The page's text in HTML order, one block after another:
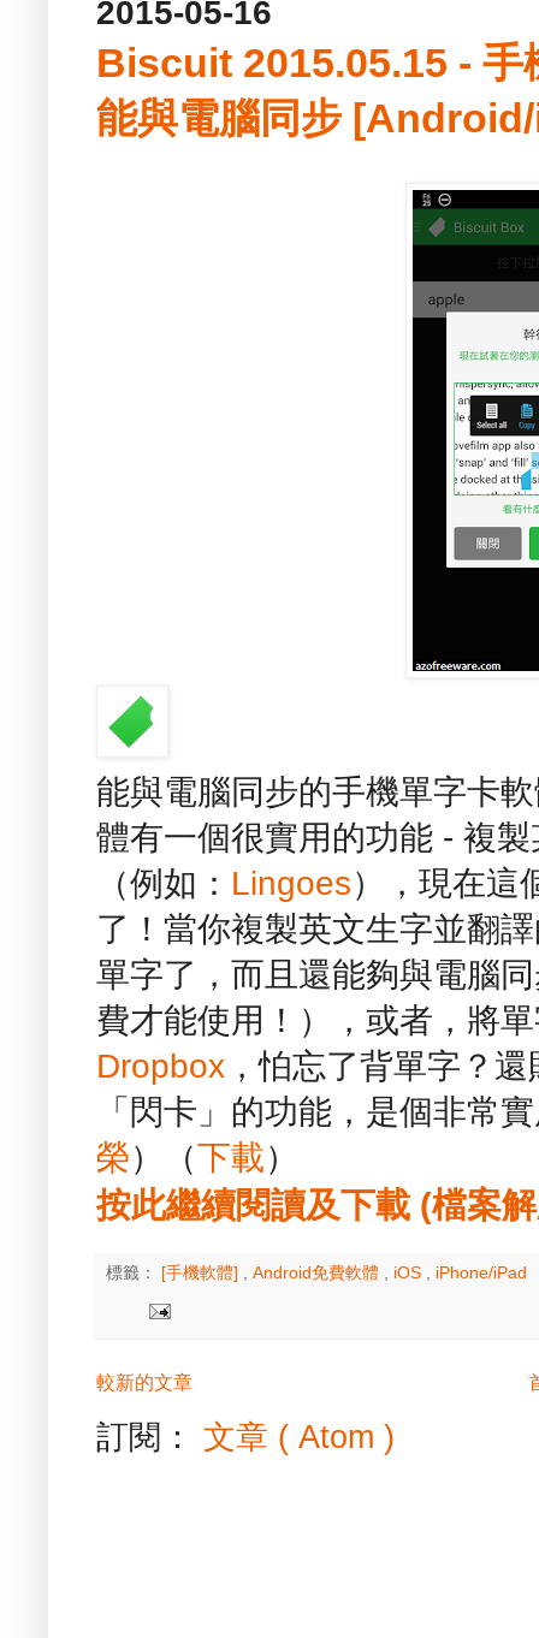
2015-05-16
Biscuit 2015.05.15 - 手
能與電腦同步
能與電腦同步的手機單字卡
體有一個很實用的功能 - 複
（例如： Lingoes），現在這
了！當你複製英文生字並翻
單字了，而且還能夠與電腦
費才能使用！），或者，將
Dropbox ，怕忘了背單字？
「閃卡」的功能，是個非常
榮）（下載）
按此繼續閱讀及下載 (檔案
標籤： [手機軟體] Android免費軟體 iOS iPhone/iPad
較新的文章
訂閱： 文章 ( Atom )